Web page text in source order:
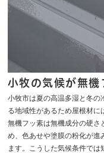
小牧の気候が無機
小牧市は夏の高温多湿と冬の
る地域性があるため屋根材に
無機フッ素は無機成分の硬さ
め、色あせや塗膜の粉化が進
ます。こうした気候条件で